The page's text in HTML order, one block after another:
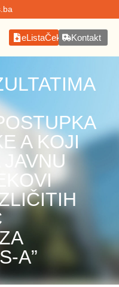
eListaČekanjaKontakt
A KOJI
A”